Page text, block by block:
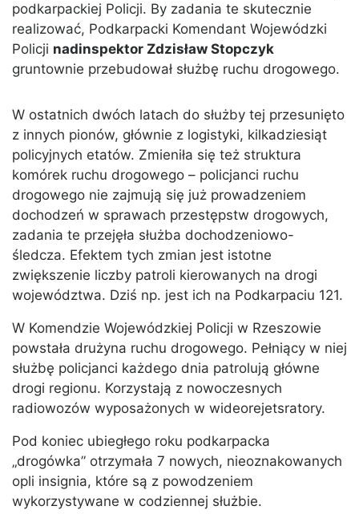
podkarpackiej Policji. By zadania te skutecznie
realizować, Podkarpacki Komendant Wojewódzki
Policji nadinspektor Zdzisław Stopczyk
gruntownie przebudował służbę ruchu drogowego.
W ostatnich dwóch latach do służby tej przesunięto
z innych pionów, głównie z logistyki, kilkadziesiąt
policyjnych etatów. Zmieniła się też struktura
komórek ruchu drogowego – policjanci ruchu
drogowego nie zajmują się już prowadzeniem
dochodzeń w sprawach przestępstw drogowych,
zadania te przejęła służba dochodzeniowo-
śledcza. Efektem tych zmian jest istotne
zwiększenie liczby patroli kierowanych na drogi
województwa. Dziś np. jest ich na Podkarpaciu 121.
W Komendzie Wojewódzkiej Policji w Rzeszowie
powstała drużyna ruchu drogowego. Pełniący w niej
służbę policjanci każdego dnia patrolują główne
drogi regionu. Korzystają z nowoczesnych
radiowozów wyposażonych w wideorejetsratory.
Pod koniec ubiegłego roku podkarpacka
„drogówka” otrzymała 7 nowych, nieoznakowanych
opli insignia, które są z powodzeniem
wykorzystywane w codziennej służbie.